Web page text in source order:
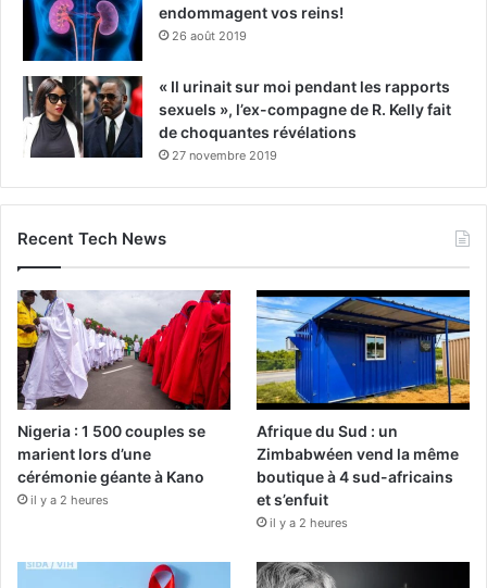
endommagent vos reins!
26 août 2019
« Il urinait sur moi pendant les rapports
sexuels », l’ex-compagne de R. Kelly fait
de choquantes révélations
27 novembre 2019
Recent Tech News
Nigeria : 1 500 couples se
marient lors d’une
cérémonie géante à Kano
il y a 2 heures
Afrique du Sud : un
Zimbabwéen vend la même
boutique à 4 sud-africains
et s’enfuit
il y a 2 heures